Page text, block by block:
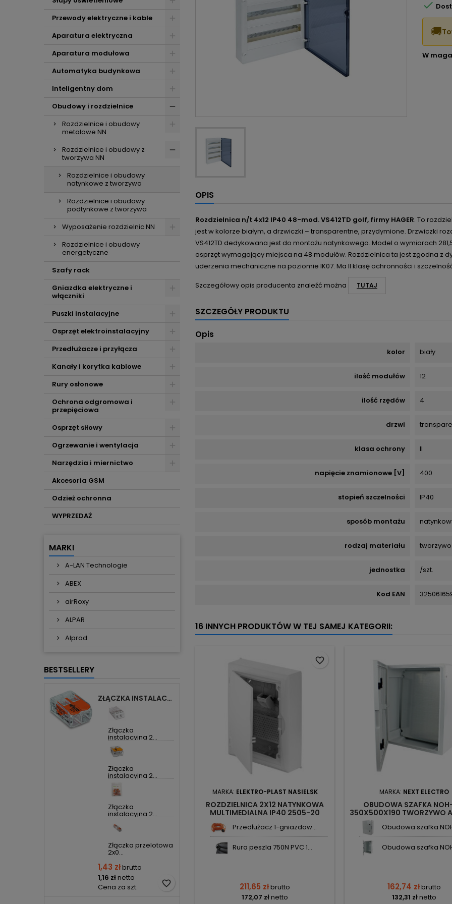
Przewody elektryczne i kable
Aparatura elektryczna
Aparatura modułowa
Automatyka budynkowa
Inteligentny dom
Obudowy i rozdzielnice
Rozdzielnice i obudowy
metalowe NN
Rozdzielnice i obudowy z
tworzywa NN
Rozdzielnice i obudowy
natynkowe z tworzywa
Rozdzielnice i obudowy
podtynkowe z tworzywa
Wyposażenie rozdzielnic NN
Rozdzielnice i obudowy
energetyczne
Szafy rack
Gniazdka elektryczne i
włączniki
Puszki instalacyjne
Osprzęt elektroinstalacyjny
Przedłużacze i przyłącza
Kanały i korytka kablowe
Rury osłonowe
Ochrona odgromowa i
przepięciowa
Osprzęt siłowy
Ogrzewanie i wentylacja
Narzędzia i miernictwo
Akcesoria GSM
Odzież ochronna
WYPRZEDAŻ
MARKI
A-LAN Technologie
ABEX
airRoxy
ALPAR
Alprod
BESTSELLERY
ZŁĄCZKA INSTALACYJNA 2X UNIWERSALNA COMPACT 221-412 WAGO
Złączka
instalacyjna 2...
Złączka
instalacyjna 2...
Złączka
instalacyjna 2...
Złączka przelotowa
2x0...
1,43 złbrutto
1,16 złnetto
Cena za szt.
favorite_border

🚚
W
OPIS
Rozdzielnica n/t 4x12 IP40 48-mod. VS412TD golf, firmy HAGER. To
jest w kolorze białym, a drzwiczki – transparentne, przydymione. Drzwiczki
VS412TD dedykowana jest do montażu natynkowego. Model o wymiarach
osprzęt wymagający miejsca na 48 modułów. Rozdzielnica ta jest zgodna z
uderzenia mechaniczne na poziomie IK07. Ma II klasę ochronności i
Szczegółowy opis producenta znaleźć można
TUTAJ
SZCZEGÓŁY PRODUKTU
Opis
kolor biały
ilość modułów 12
ilość rzędów 4
drzwi
klasa ochrony II
napięcie znamionowe [V] 400
stopień szczelności IP40
sposób montażu
rodzaj materiału
jednostka /szt.
Kod EAN
16 INNYCH PRODUKTÓW W TEJ SAMEJ KATEGORII:
MARKA: ELEKTRO-PLAST NASIELSK
ROZDZIELNICA 2X12 NATYNKOWA
MULTIMEDIALNA IP40 2505-20
ECONOMIC-BOX ELEKTRO-PLAST
Przedłużacz 1-gniazdow...
Rura peszla 750N PVC 1...
211,65 złbrutto
172,07 złnetto
favorite_border
MARKA: NEXT ELECTRO
OBUDOWA SZAFKA
350X500X190 TWORZYWO
Obudowa szafka
Obudowa szafka
162,74 złbrutto
132,31 złnetto